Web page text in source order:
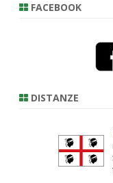
FACEBOOK
DISTANZE